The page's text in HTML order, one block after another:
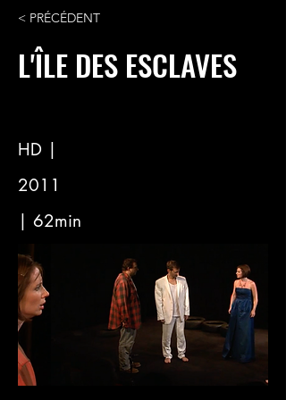
< PRÉCÉDENT
L'ÎLE DES ESCLAVES
HD |
2011
| 62min